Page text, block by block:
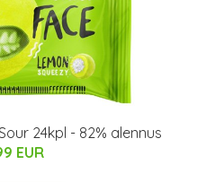
24kpl - 82% alennus
EUR